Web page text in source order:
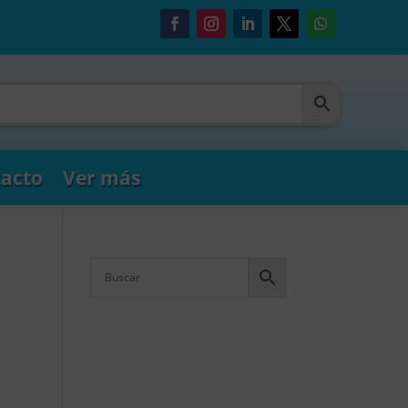
Ver más